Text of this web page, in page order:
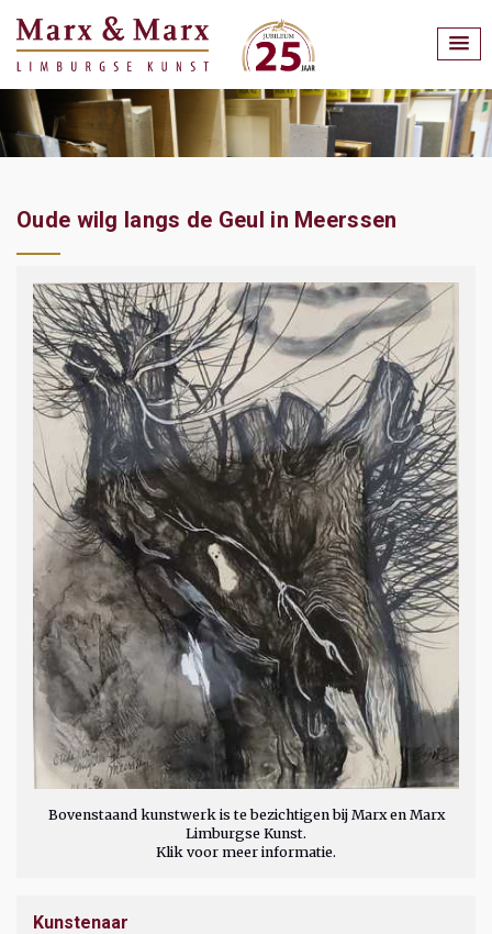
Oude wilg langs de Geul in Meerssen
Bovenstaand kunstwerk is te bezichtigen bij Marx en Marx
Limburgse Kunst.
Klik voor meer informatie.
Kunstenaar